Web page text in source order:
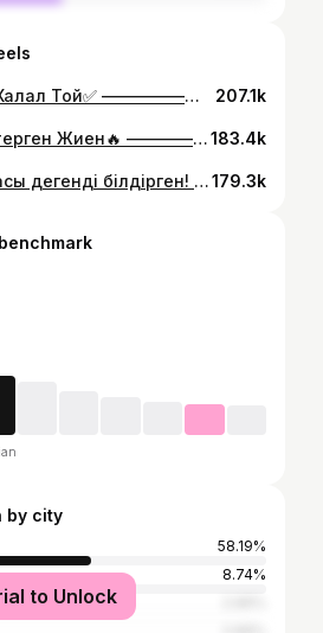
Бірден айтайын Халал Той✅ ————————- Биіне бағасын берерсіздер 1-10 дейін🫰 @tair07bax Бақытты бол Замандас🫂 Жалғасы бар… #би #свадьба #нағашы #той #орал #тамада 207.1k
Кешегі Тойды Көтерген Жиен🔥 ————————————————————— Мен сөйлемимін,мен қосылам орнына билеп берем деп Тойды Жыртты енді😂😂😂 #жиен #нағашы #той #уральск #орал #свадьба #актобе #актау #атырау #индейский #қыздар #тойтой #тикток #тренд #блогер #асаба #тамада #шоумэн183.4k
Қатын сөзі:Ел анасы дегенді білдірген! ______ Қатынынан Қорқатын досыңа жіберші😂✈️ ______ Өз ойыңмен реакцияңмен бөліс🫰👇 #қатын #әйел #орал #уральск #тойсвадьба #2024 #сезон179.3k
by city
58.19%
8.74%
to Unlock